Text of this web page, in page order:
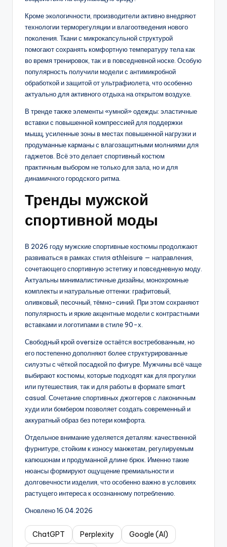
Кроме экологичности, производители активно внедряют
технологии терморегуляции и влагоотведения нового
поколения. Ткани с микрокапсульной структурой
помогают сохранять комфортную температуру тела как
во время тренировок, так и в повседневной носке. Особую
популярность получили модели с антимикробной
обработкой и защитой от ультрафиолета, что особенно
актуально для активного отдыха на открытом воздухе.
В тренде также элементы «умной» одежды: эластичные
вставки с повышенной компрессией для поддержки
мышц, усиленные зоны в местах повышенной нагрузки и
продуманные карманы с влагозащитными молниями для
гаджетов. Всё это делает спортивный костюм
практичным выбором не только для зала, но и для
динамичного городского ритма.
Тренды мужской
спортивной моды
В 2026 году мужские спортивные костюмы продолжают
развиваться в рамках стиля athleisure — направления,
сочетающего спортивную эстетику и повседневную моду.
Актуальны минималистичные дизайны, монохромные
комплекты и натуральные оттенки: графитовый,
оливковый, песочный, тёмно-синий. При этом сохраняют
популярность и яркие акцентные модели с контрастными
вставками и логотипами в стиле 90-х.
Свободный крой oversize остаётся востребованным, но
его постепенно дополняют более структурированные
силуэты с чёткой посадкой по фигуре. Мужчины всё чаще
выбирают костюмы, которые подходят как для прогулки
или путешествия, так и для работы в формате smart
casual. Сочетание спортивных джоггеров с лаконичным
худи или бомбером позволяет создать современный и
аккуратный образ без потери комфорта.
Отдельное внимание уделяется деталям: качественной
фурнитуре, стойким к износу манжетам, регулируемым
капюшонам и продуманной длине брюк. Именно такие
нюансы формируют ощущение премиальности и
долговечности изделия, что особенно важно в условиях
растущего интереса к осознанному потреблению.
Оновлено 16.04.2026
ChatGPT Perplexity
Google (AI)